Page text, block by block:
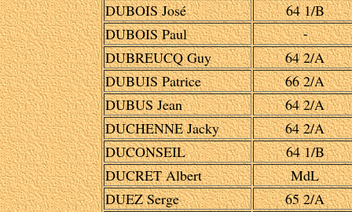
DUBOIS José
64 1/B
DUBOIS Paul
-
DUBREUCQ Guy
64 2/A
DUBUIS Patrice
66 2/A
DUBUS Jean
64 2/A
DUCHENNE Jacky
64 2/A
DUCONSEIL
64 1/B
DUCRET Albert
MdL
DUEZ Serge
65 2/A